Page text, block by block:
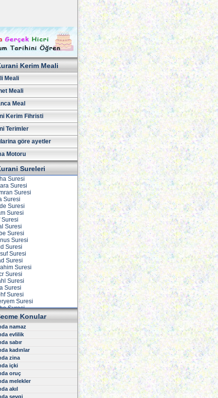
Kerim Meali
Meali
Meali
Meal
Kerim Fihristi
Terimler
göre ayetler
Motoru
Sureleri
Suresi
Suresi
Suresi
Suresi
Suresi
Suresi
Suresi
Suresi
Suresi
Suresi
Suresi
Suresi
Suresi
Suresi
Suresi
Suresi
Suresi
Suresi
Suresi
Suresi
Suresi
Suresi
Suresi
Suresi
Suresi
Suresi
Suresi
Suresi
Suresi
Suresi
Suresi
Suresi
Suresi
Konular
namaz
evlilik
sabır
kadınlar
zina
içki
oruç
melekler
akıl
sevgi